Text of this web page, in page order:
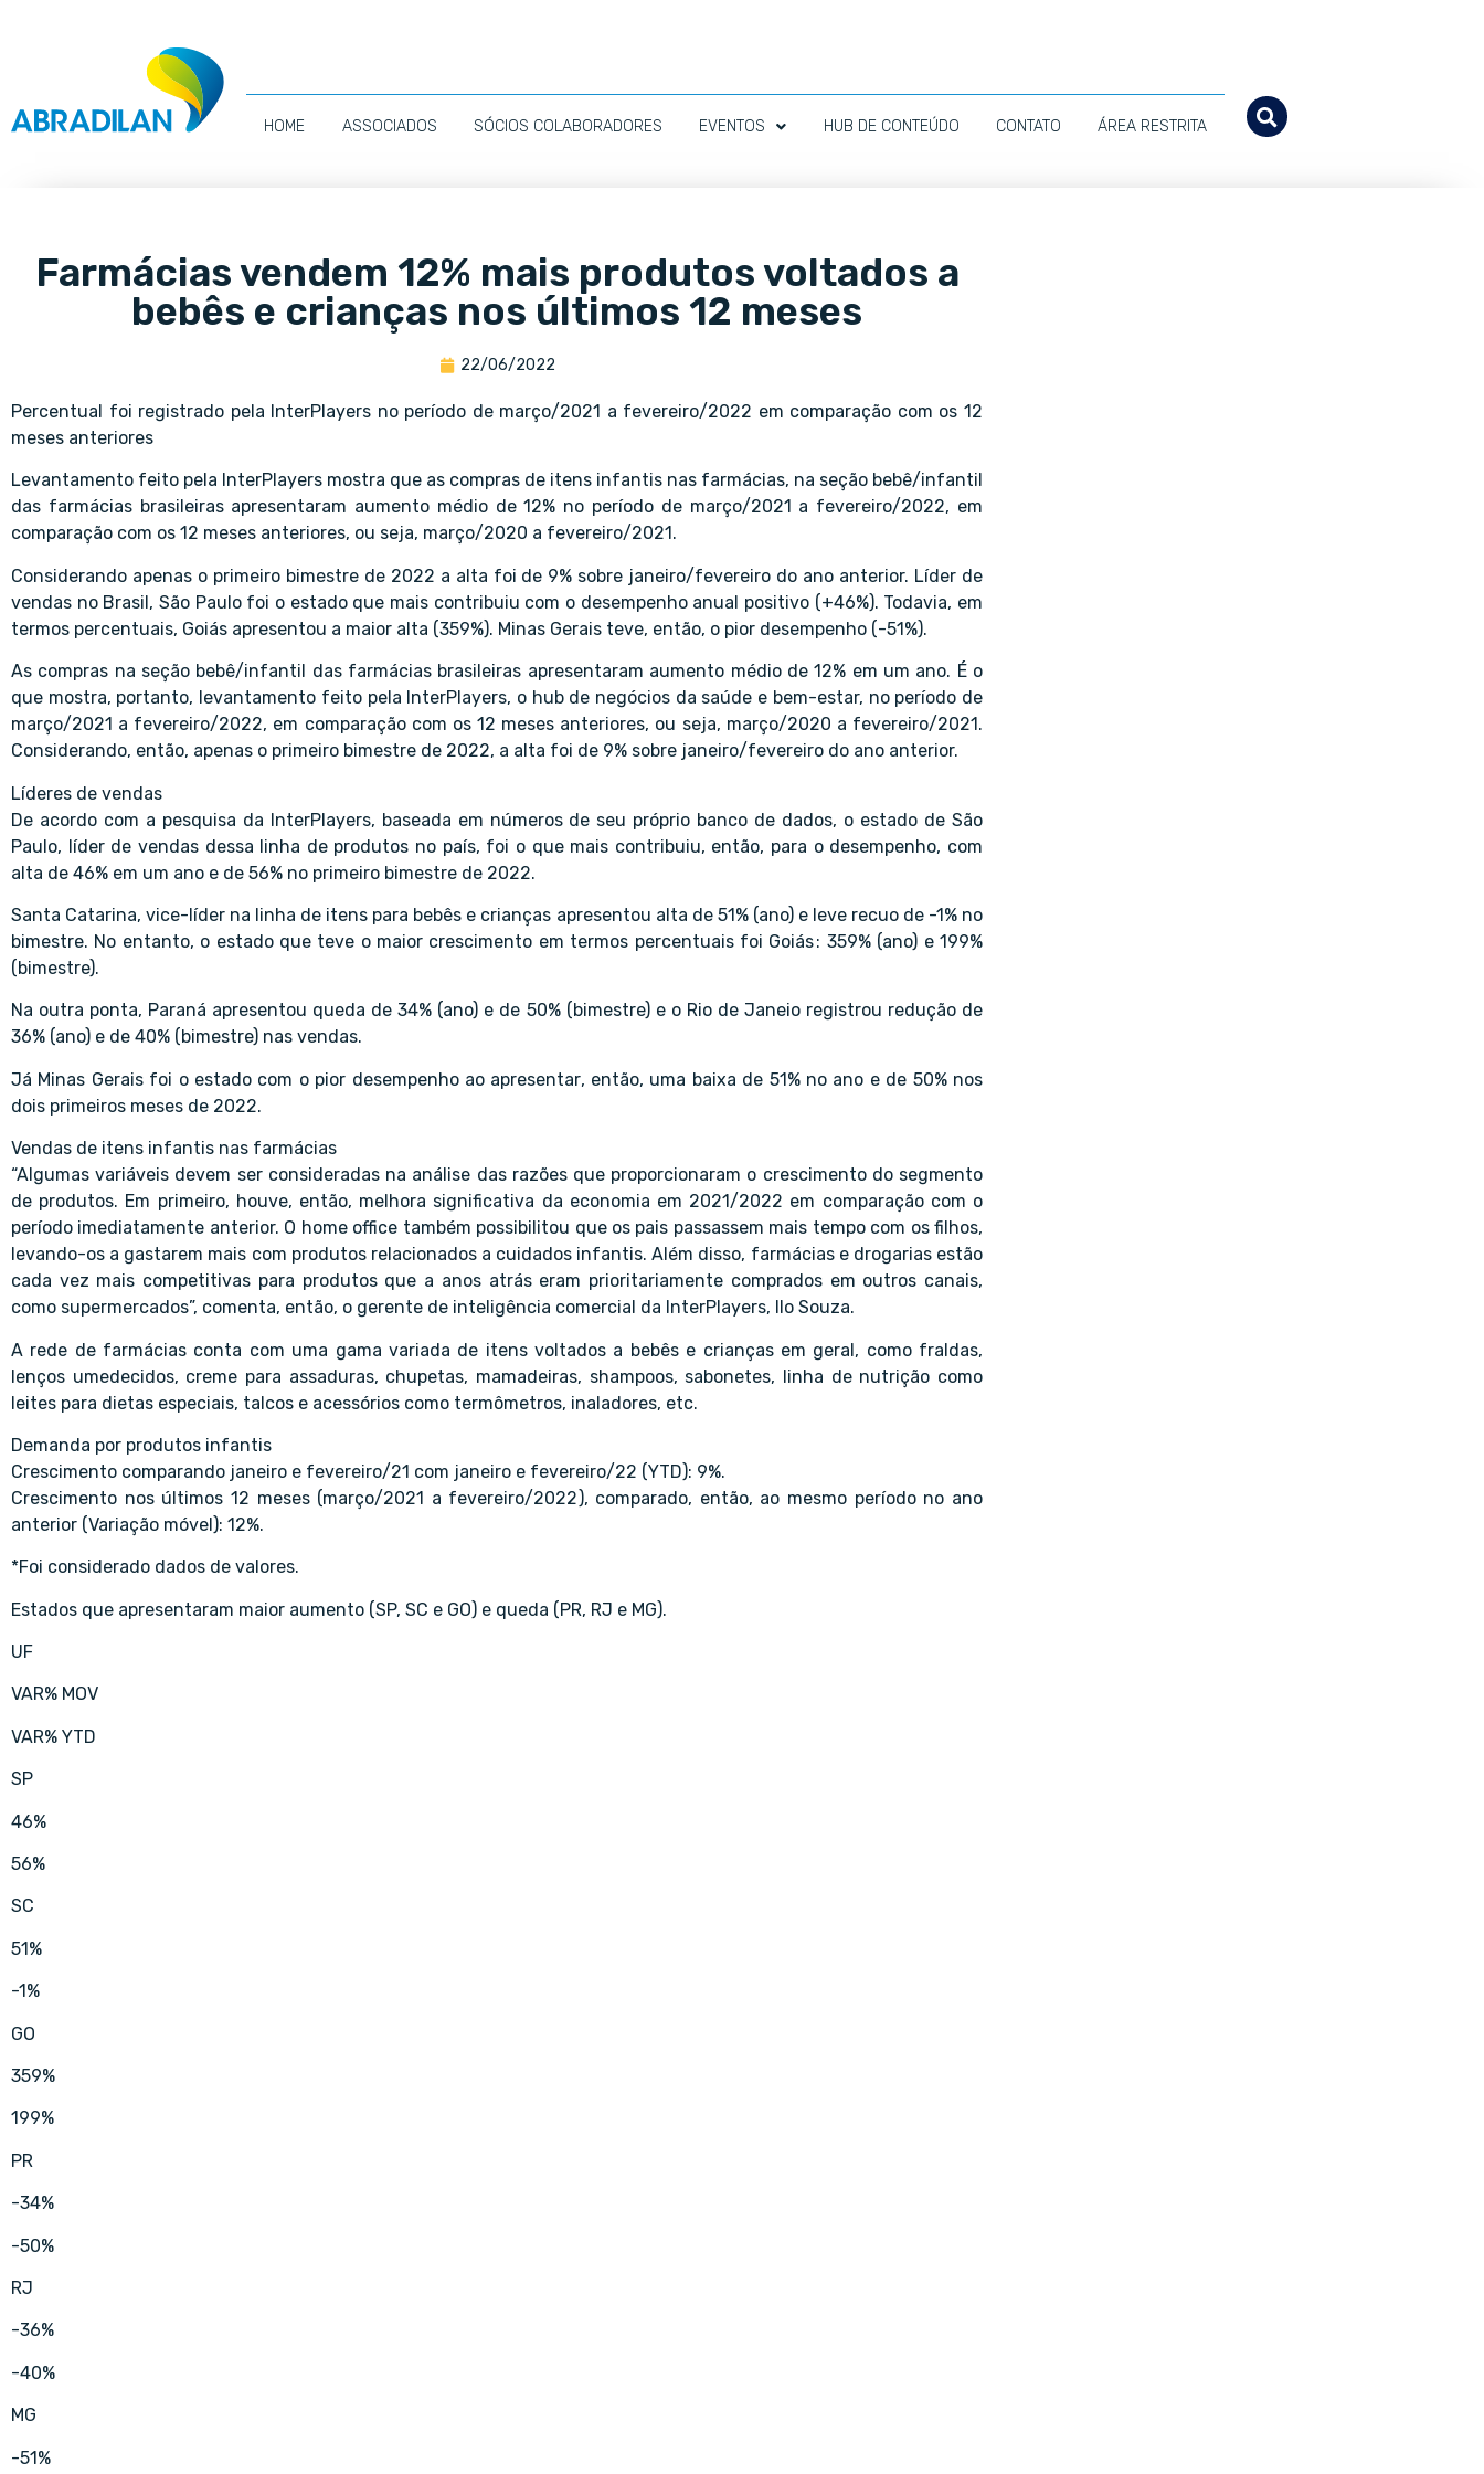
HOME ASSOCIADOS SÓCIOS COLABORADORES EVENTOS HUB DE CONTEÚDO CONTATO ÁREA RESTRITA
Farmácias vendem 12% mais produtos voltados a
bebês e crianças nos últimos 12 meses
22/06/2022
Percentual foi registrado pela InterPlayers no período de março/2021 a fevereiro/2022 em comparação com os 12
meses anteriores
Levantamento feito pela InterPlayers mostra que as compras de itens infantis nas farmácias, na seção bebê/infantil
das farmácias brasileiras apresentaram aumento médio de 12% no período de março/2021 a fevereiro/2022, em
comparação com os 12 meses anteriores, ou seja, março/2020 a fevereiro/2021.
Considerando apenas o primeiro bimestre de 2022 a alta foi de 9% sobre janeiro/fevereiro do ano anterior. Líder de
vendas no Brasil, São Paulo foi o estado que mais contribuiu com o desempenho anual positivo (+46%). Todavia, em
termos percentuais, Goiás apresentou a maior alta (359%). Minas Gerais teve, então, o pior desempenho (-51%).
As compras na seção bebê/infantil das farmácias brasileiras apresentaram aumento médio de 12% em um ano. É o
que mostra, portanto, levantamento feito pela InterPlayers, o hub de negócios da saúde e bem-estar, no período de
março/2021 a fevereiro/2022, em comparação com os 12 meses anteriores, ou seja, março/2020 a fevereiro/2021.
Considerando, então, apenas o primeiro bimestre de 2022, a alta foi de 9% sobre janeiro/fevereiro do ano anterior.
Líderes de vendas
De acordo com a pesquisa da InterPlayers, baseada em números de seu próprio banco de dados, o estado de São
Paulo, líder de vendas dessa linha de produtos no país, foi o que mais contribuiu, então, para o desempenho, com
alta de 46% em um ano e de 56% no primeiro bimestre de 2022.
Santa Catarina, vice-líder na linha de itens para bebês e crianças apresentou alta de 51% (ano) e leve recuo de -1% no
bimestre. No entanto, o estado que teve o maior crescimento em termos percentuais foi Goiás : 359% (ano) e 199%
(bimestre).
Na outra ponta, Paraná apresentou queda de 34% (ano) e de 50% (bimestre) e o Rio de Janeio registrou redução de
36% (ano) e de 40% (bimestre) nas vendas.
Já Minas Gerais foi o estado com o pior desempenho ao apresentar, então, uma baixa de 51% no ano e de 50% nos
dois primeiros meses de 2022.
Vendas de itens infantis nas farmácias
“Algumas variáveis devem ser consideradas na análise das razões que proporcionaram o crescimento do segmento
de produtos. Em primeiro, houve, então, melhora significativa da economia em 2021/2022 em comparação com o
período imediatamente anterior. O home office também possibilitou que os pais passassem mais tempo com os filhos,
levando-os a gastarem mais com produtos relacionados a cuidados infantis. Além disso, farmácias e drogarias estão
cada vez mais competitivas para produtos que a anos atrás eram prioritariamente comprados em outros canais,
como supermercados”, comenta, então, o gerente de inteligência comercial da InterPlayers, Ilo Souza.
A rede de farmácias conta com uma gama variada de itens voltados a bebês e crianças em geral, como fraldas,
lenços umedecidos, creme para assaduras, chupetas, mamadeiras, shampoos, sabonetes, linha de nutrição como
leites para dietas especiais, talcos e acessórios como termômetros, inaladores, etc.
Demanda por produtos infantis
Crescimento comparando janeiro e fevereiro/21 com janeiro e fevereiro/22 (YTD): 9%.
Crescimento nos últimos 12 meses (março/2021 a fevereiro/2022), comparado, então, ao mesmo período no ano
anterior (Variação móvel): 12%.
*Foi considerado dados de valores.
Estados que apresentaram maior aumento (SP, SC e GO) e queda (PR, RJ e MG).
UF
VAR% MOV
VAR% YTD
SP
46%
56%
SC
51%
-1%
GO
359%
199%
PR
-34%
-50%
RJ
-36%
-40%
MG
-51%